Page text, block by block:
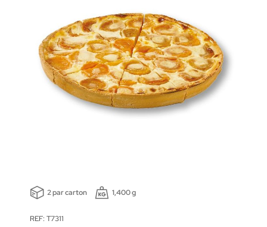
2 par carton 1,400 g
REF: T7311